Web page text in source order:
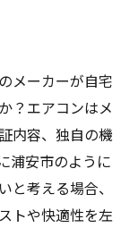
メーカーが自宅
？エアコンはメ
内容、独自の機
浦安市のように
と考える場合、
トや快適性を左